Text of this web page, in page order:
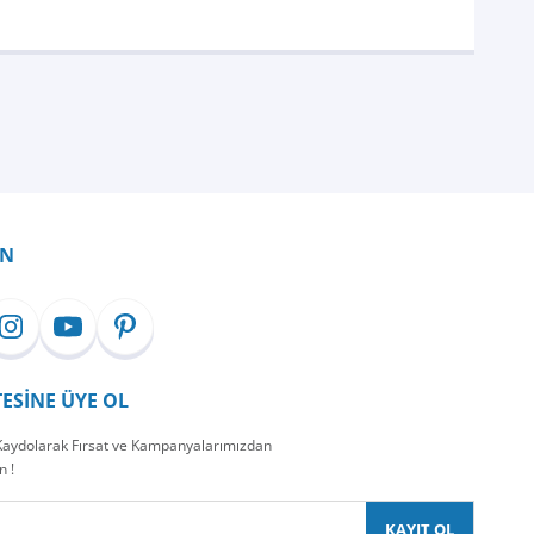
ÜYE OL
Fırsat ve Kampanyalarımızdan
!
KAYIT OL